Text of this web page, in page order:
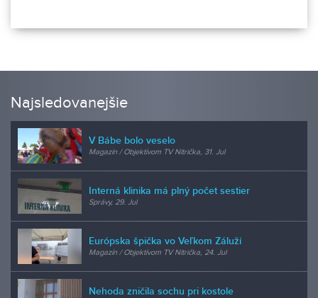
Najsledovanejšie
V Bábe bolo veselo
Magazín / Objektívom TV Nitrička, 31. Jul
Interná klinika má plný počet sestier
Správy, 29. Jul
Európska špička vo Veľkom Záluží
Magazín / Objektívom TV Nitrička, 24. Jul
Nehoda zničila sochu pri kostole